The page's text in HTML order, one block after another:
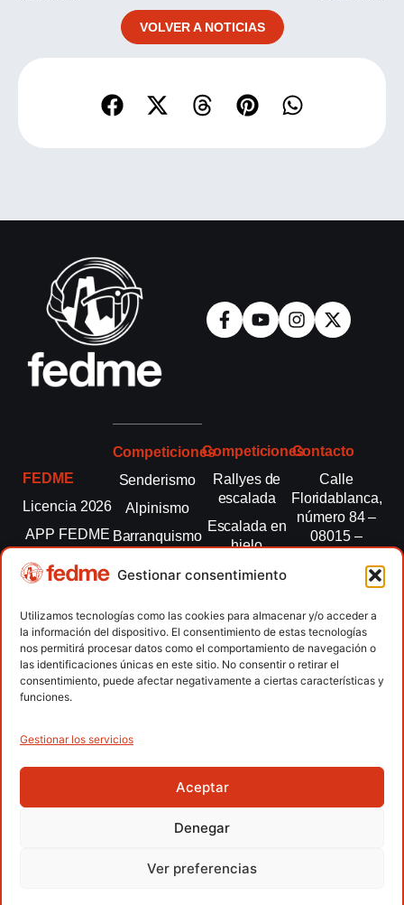
Gestionar consentimiento
Utilizamos tecnologías como las cookies para almacenar y/o acceder a
la información del dispositivo. El consentimiento de estas tecnologías
nos permitirá procesar datos como el comportamiento de navegación o
las identificaciones únicas en este sitio. No consentir o retirar el
consentimiento, puede afectar negativamente a ciertas características y
funciones.
Gestionar los servicios
Aceptar
Denegar
Ver preferencias
VOLVER A NOTICIAS
FEDME
Licencia 2026
APP FEDME
Transparencia
autonómicas
Clubes
Contacto
Competiciones
Senderismo
Alpinismo
Barranquismo
montaña
Escalada
Escalada
paralimpica
Competiciones
Rallyes de
escalada
Escalada en
hielo
Esquí de
Marcha
Nórdica
Raquetas de
nieve
Contacto
Calle
Floridablanca,
número 84 –
08015 –
fedme@fedme.es
934 264 267
Copyright © 2026 Federación Española de Deportes de
Montaña y Escalada | Desarrollado porTOOOLS
Política de Privacidad APPAccesibilidad